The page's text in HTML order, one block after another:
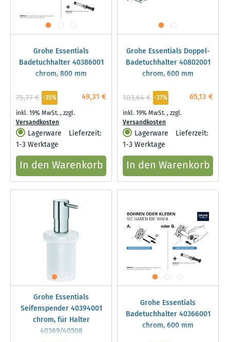
Grohe Essentials
Badetuchhalter 40386001
chrom, 800 mm
49,31 €
75,77 € -35%
inkl. 19% MwSt.,zzgl.
Versandkosten
Lagerware
Lieferzeit:
1-3 Werktage
In den Warenkorb
Grohe Essentials Doppel-
Badetuchhalter 40802001
chrom, 600 mm
65,13 €
103,64 € -37%
inkl. 19% MwSt.,zzgl.
Versandkosten
Lagerware
Lieferzeit:
1-3 Werktage
In den Warenkorb
Grohe Essentials
Seifenspender 40394001
chrom, für Halter
40369/40508
Grohe Essentials
Badetuchhalter 40366001
chrom, 600 mm